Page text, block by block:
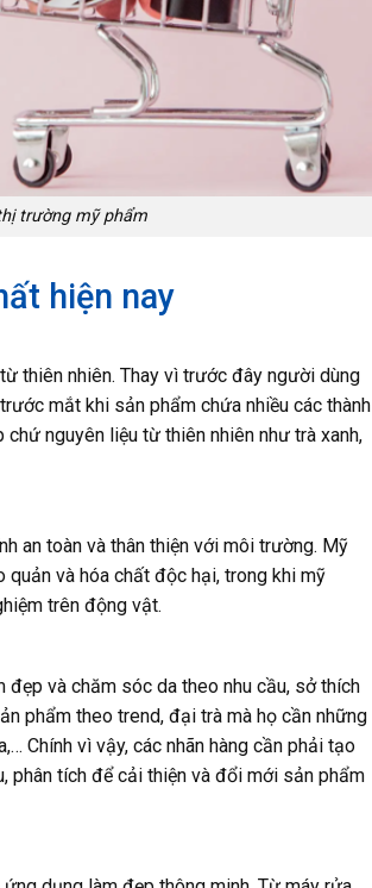
trường mỹ phẩm
hiện nay
thiên nhiên. Thay vì trước đây người dùng
mắt khi sản phẩm chứa nhiều các thành
nguyên liệu từ thiên nhiên như trà xanh,
an toàn và thân thiện với môi trường. Mỹ
và hóa chất độc hại, trong khi mỹ
trên động vật.
và chăm sóc da theo nhu cầu, sở thích
phẩm theo trend, đại trà mà họ cần những
Chính vì vậy, các nhãn hàng cần phải tạo
phân tích để cải thiện và đổi mới sản phẩm